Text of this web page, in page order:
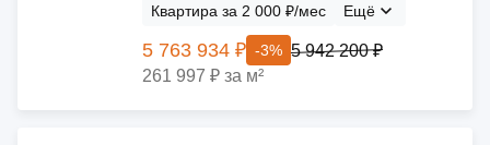
Квартира за 2 000 ₽/мес
Ещё
5 763 934 ₽ -3% 5 942 200 ₽
261 997 ₽ за м²